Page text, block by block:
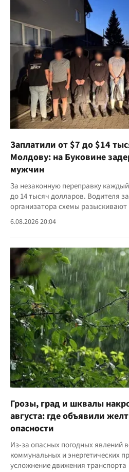
Заплатили от $7 до $14
Молдову: на Буковине
мужчин
За незаконную переправку
до 14 тысяч долларов. Водителя
организатора схемы разыскивают
6.08.2026 20:04
Грозы, град и шквалы
августа: где объявили
опасности
Из-за опасных погодных явлений
коммунальных и энергетических
усложнение движения транспорта